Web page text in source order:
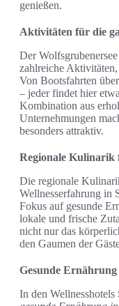
genießen.
Aktivitäten für die
Der
zahlreiche
Von Bootsfahrten
– jeder findet hier
Kombination aus
Unternehmungen
besonders attraktiv.
Regionale
Die regionale
Wellnesserfahrung in
Fokus auf gesunde
lokale und frische
nicht nur das
den Gaumen der
Gesunde Ernährung
In den